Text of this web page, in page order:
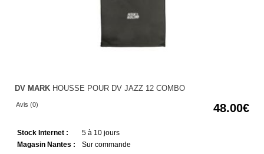
DV MARK HOUSSE POUR DV JAZZ 12 COMBO
Avis (0) 48.00
Stock Internet :
5 à 10 jours
Magasin Nantes :
Sur commande